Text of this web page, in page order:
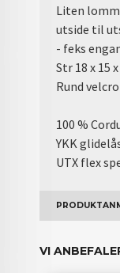
Liten
utside til
- feks
Str 18 x 15
Rund
100 %
YKK
UTX flex
VI